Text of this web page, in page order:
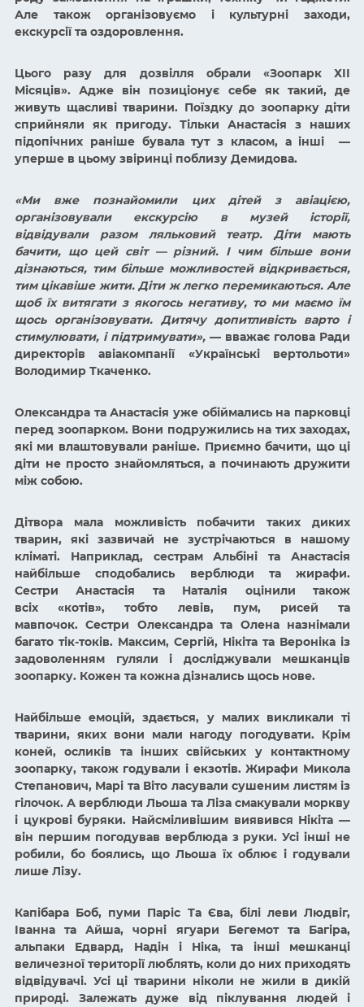
Але також організовуємо і культурні заходи,
екскурсії та оздоровлення.
Цього разу для дозвілля обрали «Зоопарк ХІІ
Місяців». Адже він позиціонує себе як такий, де
живуть щасливі тварини. Поїздку до зоопарку діти
сприйняли як пригоду. Тільки Анастасія з наших
підопічних раніше бувала тут з класом, а інші —
уперше в цьому звіринці поблизу Демидова.
«Ми вже познайомили цих дітей з авіацією,
організовували екскурсію в музей історії,
відвідували разом ляльковий театр. Діти мають
бачити, що цей світ —різний. І чим більше вони
дізнаються, тим більше можливостей відкривається,
тим цікавіше жити. Діти ж легко перемикаються. Але
щоб їх витягати з якогось негативу, то ми маємо їм
щось організовувати. Дитячу допитливість варто і
стимулювати, і підтримувати», — вважає голова Ради
директорів авіакомпанії «Українські вертольоти»
Володимир Ткаченко.
Олександра та Анастасія уже обіймались на парковці
перед зоопарком. Вони подружились на тих заходах,
які ми влаштовували раніше. Приємно бачити, що ці
діти не просто знайомляться, а починають дружити
між собою.
Дітвора мала можливість побачити таких диких
тварин, які зазвичай не зустрічаються в нашому
кліматі. Наприклад, сестрам Альбіні та Анастасія
найбільше сподобались верблюди та жирафи.
Сестри Анастасія та Наталія оцінили також
всіх«котів», тобто левів, пум, рисей та
мавпочок. Сестри Олександра та Олена назнімали
багато тік-токів. Максим, Сергій, Нікіта та Вероніка із
задоволенням гуляли і досліджували мешканців
зоопарку. Кожен та кожна дізнались щось нове.
Найбільше емоцій, здається, у малих викликали ті
тварини, яких вони мали нагоду погодувати. Крім
коней, осликів та інших свійських у контактному
зоопарку, також годували і екзотів. Жирафи Микола
Степанович, Марі та Віто ласували сушеним листям із
гілочок. А верблюди Льоша та Ліза смакували моркву
і цукрові буряки. Найсміливішим виявився Нікіта —
він першим погодував верблюда з руки. Усі інші не
робили, бо боялись, що Льоша їх облює і годували
лише Лізу.
Капібара Боб, пуми Паріс Та Єва, білі леви Людвіг,
Іванна та Айша, чорні ягуари Бегемот та Багіра,
альпаки Едвард, Надін і Ніка, та інші мешканці
величезної території люблять, коли до них приходять
відвідувачі. Усі ці тварини ніколи не жили в дикій
природі. Залежать дуже від піклування людей і